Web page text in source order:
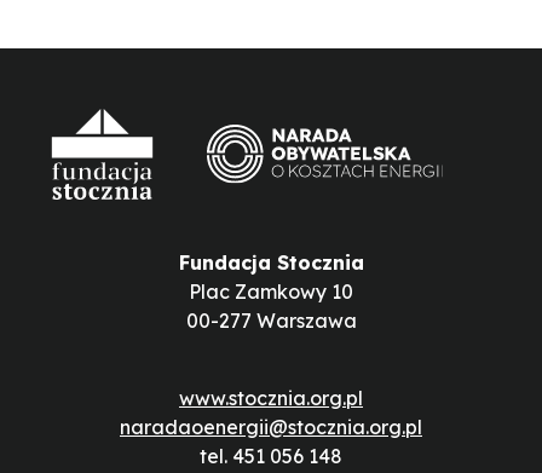
Fundacja Stocznia
Plac Zamkowy 10
00-277 Warszawa
www.stocznia.org.pl
naradaoenergii@stocznia.org.pl
tel. 451 056 148